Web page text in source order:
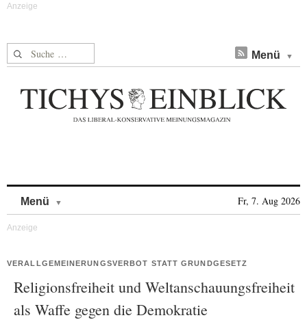
Suche nach: Menü
Menü Fr, 7. Aug 2026
VERALLGEMEINERUNGSVERBOT STATT GRUNDGESETZ
Religionsfreiheit und Weltanschauungsfreiheit
als Waffe gegen die Demokratie